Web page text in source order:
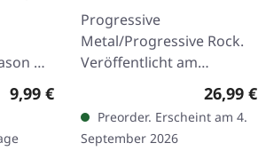
Of
Regulärer Preis:
9,99 €
The Messiah Complex
| BLACK LP
Progressive
Metal/Progressive Rock.
Veröffentlicht am
04.09.2026, auf Season Of
Mist. Schwarzes Vinyl im
Deluxe-Gatefold-Cover
mit…
26,99 €
Preorder. Erscheint am 4.
September 2026